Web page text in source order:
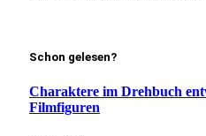
Schon gelesen?
Charaktere im Drehbuch
Filmfiguren